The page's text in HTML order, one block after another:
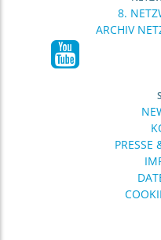
8.
ARCHIV
PRESSE